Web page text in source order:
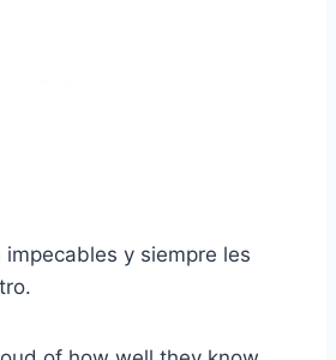
y siempre les